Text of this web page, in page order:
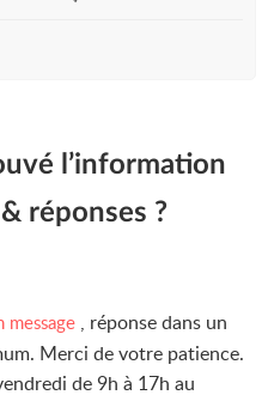
l’information
réponses ?
message , réponse dans un
Merci de votre patience.
de 9h à 17h au